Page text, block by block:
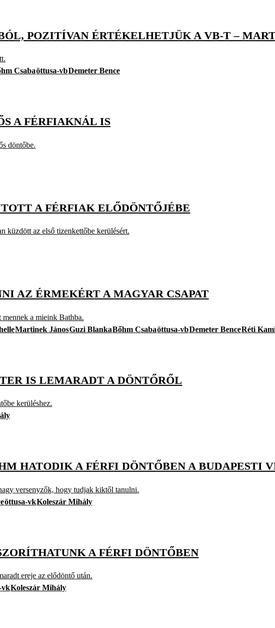
POZITÍVAN ÉRTÉKELHETJÜK A VB-T –
Csabaöttusa-vbDemeter Bence
A FÉRFIAKNÁL IS
döntőbe.
A FÉRFIAK ELŐDÖNTŐJÉBE
küzdött az első tizenkettőbe kerülésért.
AZ ÉRMEKÉRT A MAGYAR CSAPAT
mennek a mieink Bathba.
Martinek JánosGuzi BlankaBőhm Csabaöttusa-vbDemeter BenceRéti
IS LEMARADT A DÖNTŐRŐL
kerüléshez.
HATODIK A FÉRFI DÖNTŐBEN A BUDAPESTI
versenyzők, hogy tudjak kiktől tanulni.
öttusa-vkKoleszár Mihály
A FÉRFI DÖNTŐBEN
ereje az elődöntő után.
vkKoleszár Mihály